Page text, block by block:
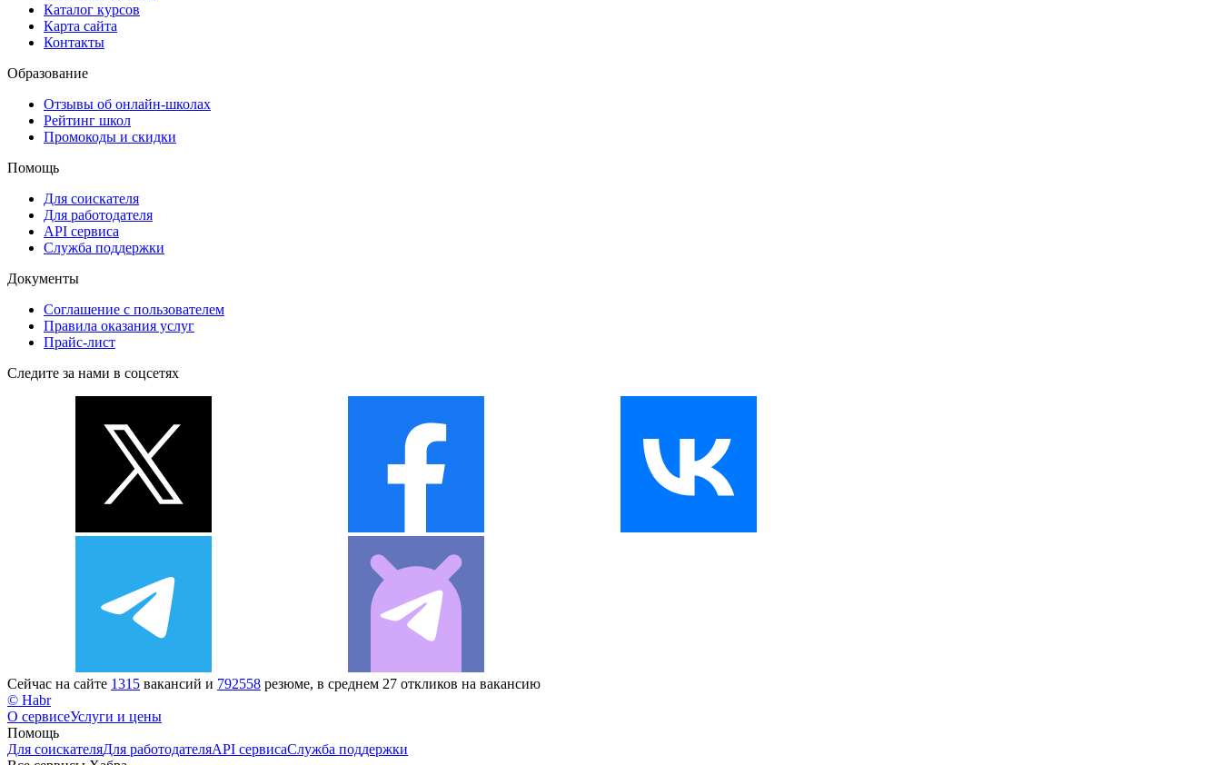
Каталог курсов
Карта сайта
Контакты
Образование
Отзывы об онлайн-школах
Рейтинг школ
Промокоды и скидки
Помощь
Для соискателя
Для работодателя
API сервиса
Служба поддержки
Документы
Соглашение с пользователем
Правила оказания услуг
Прайс-лист
Следите за нами в соцсетях
Сейчас на сайте 1315 вакансий и 792558 резюме, в среднем 27 откликов на вакансию
© Habr
О сервисеУслуги и цены
Помощь
Для соискателяДля работодателяAPI сервисаСлужба поддержки